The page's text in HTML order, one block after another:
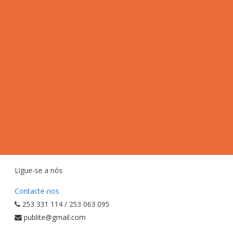
Ligue-se a nós
Contacte-nos
253 331 114 / 253 063 095
publite@gmail.com